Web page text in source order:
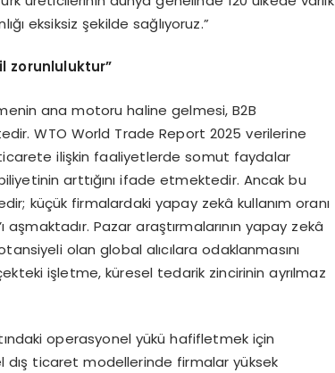
eksiksiz şekilde sağlıyoruz.”
zorunluluktur”
ana motoru haline gelmesi, B2B
WTO World Trade Report 2025 verilerine
ticarete ilişkin faaliyetlerde somut faydalar
arttığını ifade etmektedir. Ancak bu
küçük firmalardaki yapay zekâ kullanım oranı
Pazar araştırmalarının yapay zekâ
olan global alıcılara odaklanmasını
işletme, küresel tedarik zincirinin ayrılmaz
operasyonel yükü hafifletmek için
dış ticaret modellerinde firmalar yüksek